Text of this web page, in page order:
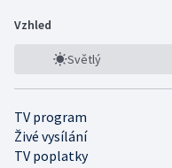
Vzhled
Světlý
TV program
Živé vysílání
TV poplatky